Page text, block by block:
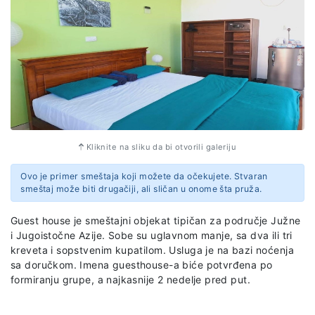
Obilazak Dambule
- kompleks od pet hramova u
pećinama gde ćemo imati priliku da vidimo i čuveni
Zlatni hram.
Obilazak Hrama Budinog zuba -najvećeg svetilišta
Šri Lanke.
Obilazak botaničke bašte Peradenija
- prelepa,
nepregladna prostranstva neverovatne prirode –
banjan drveće, kraljevske palme, vrt orhideja, viseći
mostovi, zalutali varani i još mnogo toga.
Obilazak grada Galle- grad koji krasi holandska
kafića.
Obilazak plaže Mirissa- jedna od najlepših plaža na
Šri Lanci.
Obilazak sela Weligama- posećujemo zaštitni znak
Šri Lanke - ribare koji pecaju sedeći na štapovima na
sred mora.
Cena izleta obuhvata, organizovan prevoz po predviđenom
itinereru, sve ulaznice za navedene lokalitete, stručni lokalni
Kliknite na sliku da bi otvorili galeriju
Ovo je primer smeštaja koji možete da očekujete. Stvaran
smeštaj može biti drugačiji, ali sličan u onome šta pruža.
Guest house je smeštajni objekat tipičan za područje Južne
i Jugoistočne Azije. Sobe su uglavnom manje, sa dva ili tri
kreveta i sopstvenim kupatilom. Usluga je na bazi noćenja
sa doručkom. Imena guesthouse-a biće potvrđena po
formiranju grupe, a najkasnije 2 nedelje pred put.